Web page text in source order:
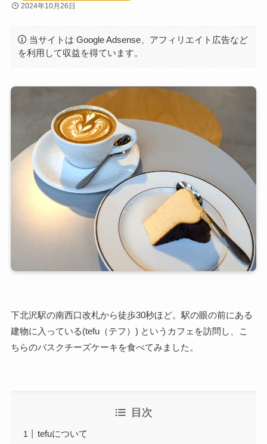
2024年10月26日
当サイトは Google Adsense、アフィリエイト広告など
を利用して収益を得ています。
下北沢駅の南西口改札から徒歩30秒ほど。駅の眼の前にある
建物に入っている(tefu（テフ）) というカフェを訪問し、こ
ちらのバスクチーズケーキを食べてみました。
目次
tefuについて